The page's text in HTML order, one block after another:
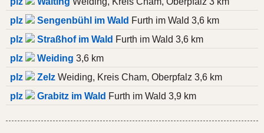
plz
Sengenbühl im Wald Furth im Wald 3,6 km
plz
Straßhof im Wald Furth im Wald 3,6 km
plz
Weiding 3,6 km
plz
Zelz Weiding, Kreis Cham, Oberpfalz 3,6 km
plz
Grabitz im Wald Furth im Wald 3,9 km